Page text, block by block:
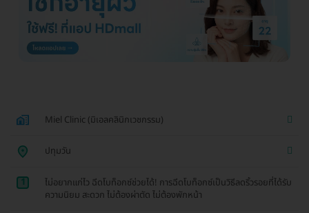
Miel Clinic (มิเอลคลินิกเวชกรรม)
ปทุมวัน
1
ไม่อยากแก่ไว ฉีดโบท็อกซ์ช่วยได้! การฉีดโบท็อกซ์เป็นวิธีลดริ้วรอยที่ได้รับ
ความนิยม สะดวก ไม่ต้องผ่าตัด ไม่ต้องพักหน้า